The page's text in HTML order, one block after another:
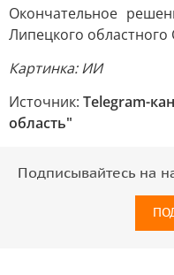
Окончательное
Липецкого областного
Картинка: ИИ
Источник: Telegram-
область"
Подписывайтесь на